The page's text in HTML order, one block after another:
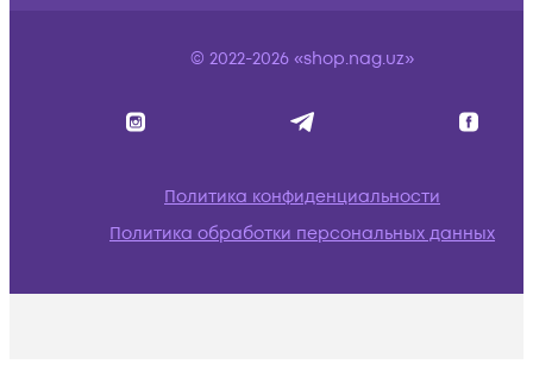
© 2022-2026 «shop.nag.uz»
Политика конфиденциальности
Политика обработки персональных данных